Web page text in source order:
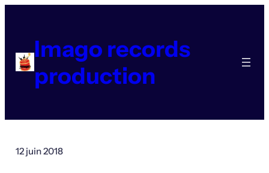
contenuImago records
production
12 juin 2018